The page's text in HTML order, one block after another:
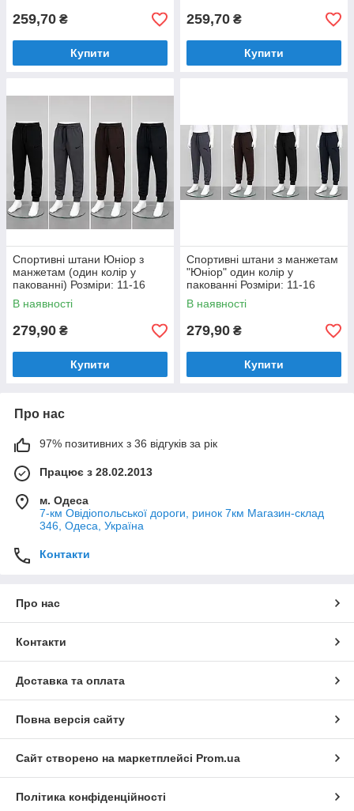
259,70 ₴
Купити
259,70 ₴
Купити
Спортивні штани Юніор з
манжетам (один колір у
пакованні) Розміри: 11-16
років (36132)
В наявності
279,90 ₴
Купити
Спортивні штани з манжетам
"Юніор" один колір у
пакованні Розміри: 11-16
років (36131)
В наявності
279,90 ₴
Купити
Про нас
97% позитивних з 36 відгуків за рік
Працює з 28.02.2013
м. Одеса
7-км Овідіопольської дороги, ринок 7км Магазин-склад
346, Одеса, Україна
Контакти
Про нас
Контакти
Доставка та оплата
Повна версія сайту
Сайт створено на маркетплейсі Prom.ua
Політика конфіденційності